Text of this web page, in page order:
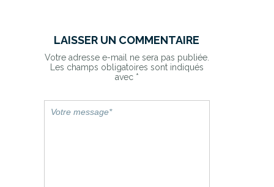
LAISSER UN COMMENTAIRE
Votre adresse e-mail ne sera pas publiée.
Les champs obligatoires sont indiqués
avec *